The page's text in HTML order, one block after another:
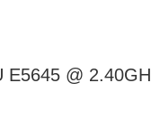
E5645 @